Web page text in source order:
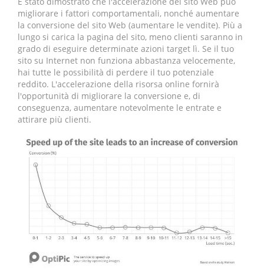
migliorare i fattori comportamentali, nonché aumentare
la conversione del sito Web (aumentare le vendite). Più a
lungo si carica la pagina del sito, meno clienti saranno in
grado di eseguire determinate azioni target lì. Se il tuo
sito su Internet non funziona abbastanza velocemente,
hai tutte le possibilità di perdere il tuo potenziale
reddito. L'accelerazione della risorsa online fornirà
l'opportunità di migliorare la conversione e, di
conseguenza, aumentare notevolmente le entrate e
attirare più clienti.